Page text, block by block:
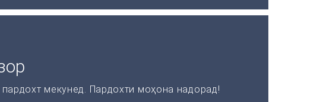
мекунед. Пардохти моҳона надорад!